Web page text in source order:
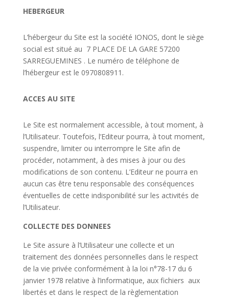
HEBERGEUR
L’hébergeur du Site est la société IONOS, dont le siège
social est situé au 7 PLACE DE LA GARE 57200
SARREGUEMINES . Le numéro de téléphone de
l’hébergeur est le 0970808911.
ACCES AU SITE
Le Site est normalement accessible, à tout moment, à
l’Utilisateur. Toutefois, l’Editeur pourra, à tout moment,
suspendre, limiter ou interrompre le Site afin de
procéder, notamment, à des mises à jour ou des
modifications de son contenu. L’Editeur ne pourra en
aucun cas être tenu responsable des conséquences
éventuelles de cette indisponibilité sur les activités de
l’Utilisateur.
COLLECTE DES DONNEES
Le Site assure à l’Utilisateur une collecte et un
traitement des données personnelles dans le respect
de la vie privée conformément à la loi n°78-17 du 6
janvier 1978 relative à l’informatique, aux fichiers aux
libertés et dans le respect de la règlementation